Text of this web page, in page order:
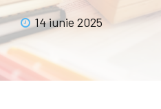
14 iunie 2025